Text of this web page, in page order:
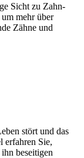
Sicht zu Zahn-
mehr über
Zähne und
stört und das
erfahren Sie,
beseitigen